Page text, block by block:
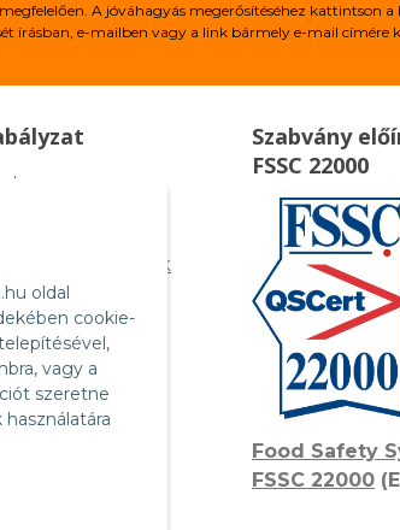
oldal
cookie-
vagy a
szeretne
A jóváhagyás megerősítéséhez kattintson
írásban, e-mailben vagy a link bármely e-mail címére
lehetőségek
Szabvány
FSSC 22000
Food Safety
FSSC 22000